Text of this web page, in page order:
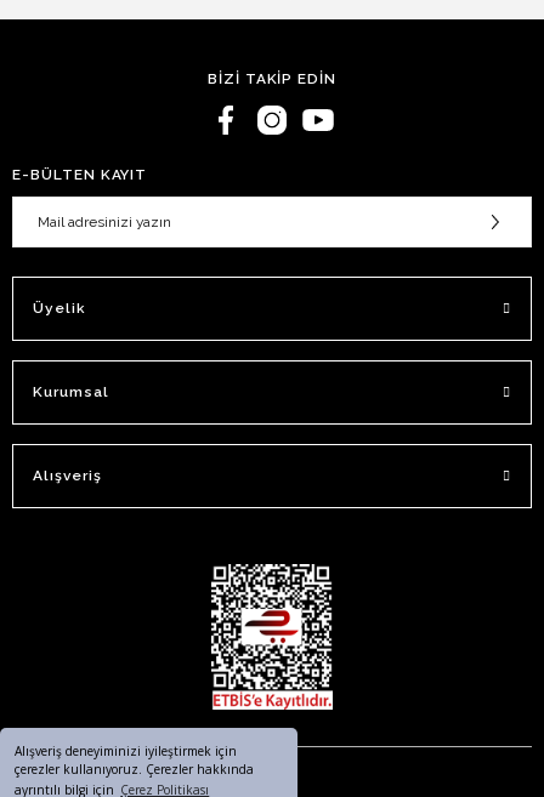
Alışveriş deneyiminizi iyileştirmek için
çerezler kullanıyoruz. Çerezler hakkında
ayrıntılı bilgi için Çerez Politikası
BİZİ TAKİP EDİN
E-BÜLTEN KAYIT
Üyelik
Kurumsal
Alışveriş